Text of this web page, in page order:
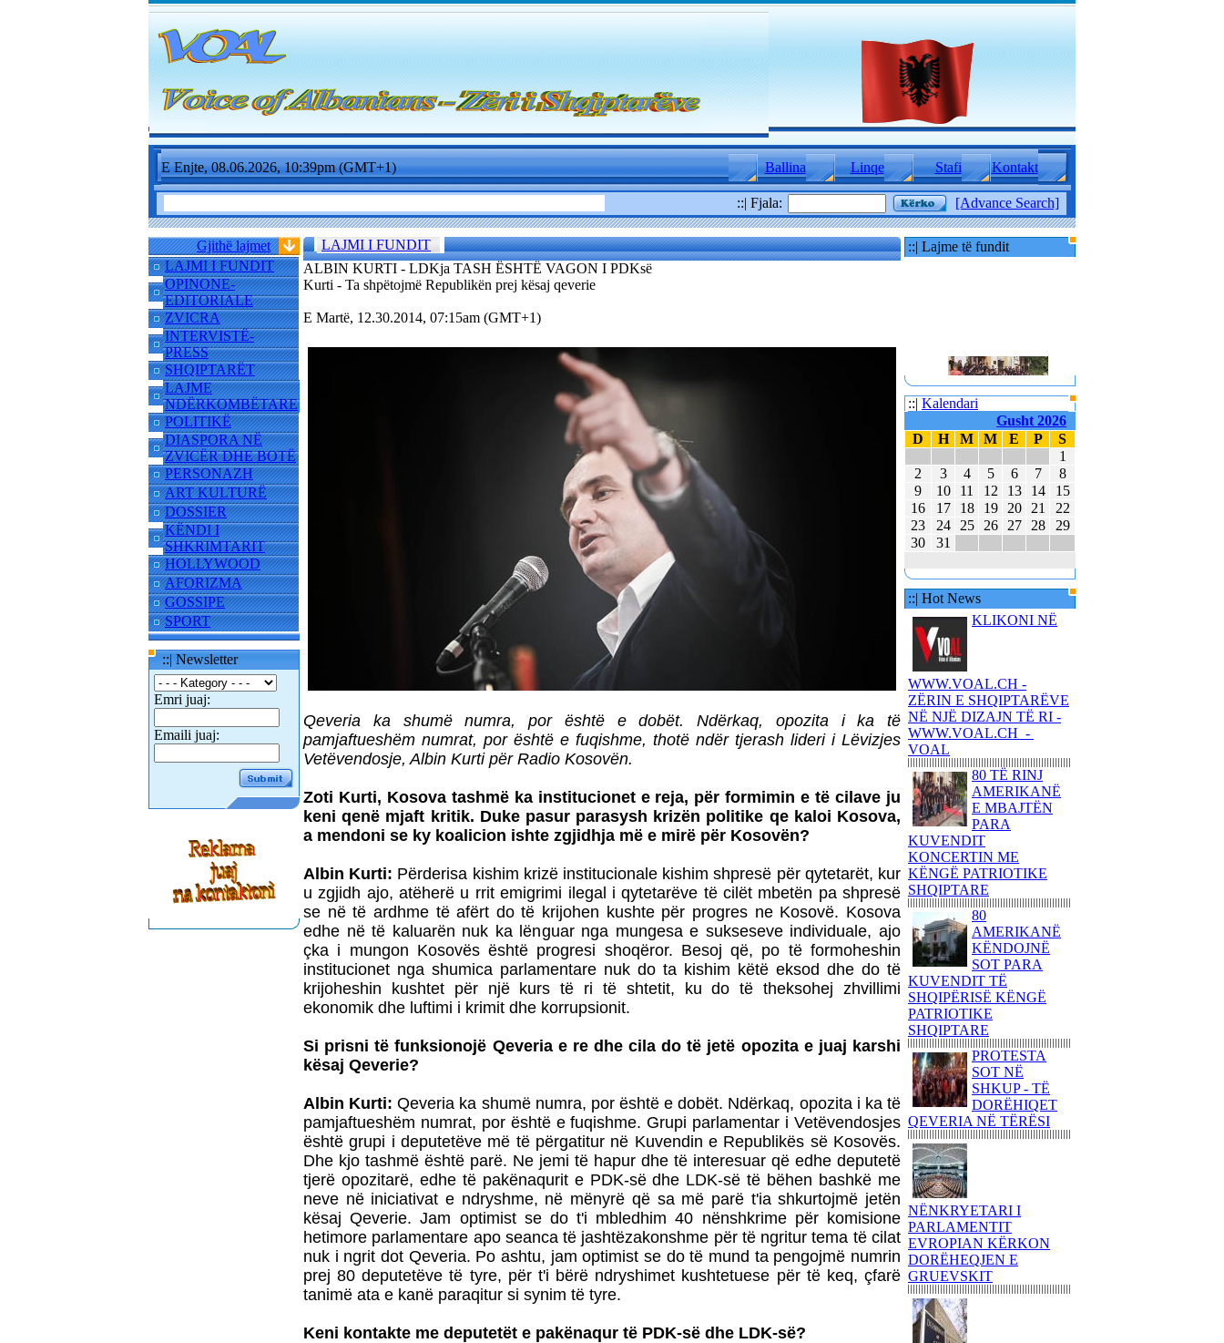
E Enjte, 08.06.2026, 10:39pm (GMT+1) Ballina Linqe Stafi Kontakt
::| Fjala: [Advance Search]
Gjithë lajmet
LAJMI I FUNDIT
OPINONE-
EDITORIALE
ZVICRA
INTERVISTË-
PRESS
SHQIPTARËT
LAJME
NDËRKOMBËTARE
POLITIKË
DIASPORA NË
ZVICËR DHE BOTË
PERSONAZH
ART KULTURË
DOSSIER
KËNDI I
SHKRIMTARIT
HOLLYWOOD
AFORIZMA
GOSSIPE
SPORT
::| Newsletter
Emri juaj:
Emaili juaj:
LAJMI I FUNDIT
ALBIN KURTI - LDKja TASH ËSHTË VAGON I PDKsë
Kurti - Ta shpëtojmë Republikën prej kësaj qeverie
E Martë, 12.30.2014, 07:15am (GMT+1)
Qeveria ka shumë numra, por është e dobët. Ndërkaq, opozita i ka të
pamjaftueshëm numrat, por është e fuqishme, thotë ndër tjerash lideri i Lëvizjes
Vetëvendosje, Albin Kurti për Radio Kosovën.
Zoti Kurti, Kosova tashmë ka institucionet e reja, për formimin e të cilave ju
keni qenë mjaft kritik. Duke pasur parasysh krizën politike qe kaloi Kosova,
a mendoni se ky koalicion ishte zgjidhja më e mirë për Kosovën?
Albin Kurti: Përderisa kishim krizë institucionale kishim shpresë për qytetarët, kur
u zgjidh ajo, atëherë u rrit emigrimi ilegal i qytetarëve të cilët mbetën pa shpresë
se në të ardhme të afërt do të krijohen kushte për progres ne Kosovë. Kosova
edhe në të kaluarën nuk ka lënguar nga mungesa e sukseseve individuale, ajo
çka i mungon Kosovës është progresi shoqëror. Besoj që, po të formoheshin
institucionet nga shumica parlamentare nuk do ta kishim këtë eksod dhe do të
krijoheshin kushtet për një kurs të ri të shtetit, ku do të theksohej zhvillimi
ekonomik dhe luftimi i krimit dhe korrupsionit.
Si prisni të funksionojë Qeveria e re dhe cila do të jetë opozita e juaj karshi
kësaj Qeverie?
Albin Kurti: Qeveria ka shumë numra, por është e dobët. Ndërkaq, opozita i ka të
pamjaftueshëm numrat, por është e fuqishme. Grupi parlamentar i Vetëvendosjes
është grupi i deputetëve më të përgatitur në Kuvendin e Republikës së Kosovës.
Dhe kjo tashmë është parë. Ne jemi të hapur dhe të interesuar që edhe deputetë
tjerë opozitarë, edhe të pakënaqurit e PDK-së dhe LDK-së të bëhen bashkë me
neve në iniciativat e ndryshme, në mënyrë që sa më parë t'ia shkurtojmë jetën
kësaj Qeverie. Jam optimist se do t'i mbledhim 40 nënshkrime për komisione
hetimore parlamentare apo seanca të jashtëzakonshme për të ngritur tema të cilat
nuk i ngrit dot Qeveria. Po ashtu, jam optimist se do të mund ta pengojmë numrin
prej 80 deputetëve të tyre, për t'i bërë ndryshimet kushtetuese për të keq, çfarë
tanimë ata e kanë paraqitur si synim të tyre.
Keni kontakte me deputetët e pakënaqur të PDK-së dhe LDK-së?
::| Lajme të fundit
80 TË RINJ AMERIKANË
E MBAJTËN PARA
KUVENDIT KONCERTIN
ME KËNGË PATRIOTIKE
SHQIPTARE
KËNGËTARJA
BRITANIKE E SHTYN
UDHËTIMIN NË
HAPËSIRË
BARCELONA NË
FINALEN EVROPIANE
POLAKËT PO
PËRGATITEN PËR LUFTË
REPUBLIKA E KOSOVËS
DHE REPUBLIKA E
SHQIPËRISË - BASHKË
NË KANË
80 AMERIKANË
KËNDOJNË SOT PARA
KUVENDIT TË
SHQIPËRISË KËNGË
PATRIOTIKE SHQIPTARE
PARULLA DASHURIE
PËR KOSOVËN DHE
SHKRIMTARI
ZEJNULLAH
RRAHMANINga REXHEP
SHAHU
SHQIPTARËT E
BASHKUAR NGRITËN
FLAMURIN KOMBËTAR
NË 'KËMBANËN E
PAQES' NË
ROVERETOFotoreportazh
nga FLORIM ZEQA
VRASJA E POPULLIT
DHE SHTETIT NË EMËR
TË PUSHTETIT!-Apo çfarë
(çka) ndodhi në
Kumanovë...?!Nga AGRON
SHABANI
NJË ITINERAR
TRONDITËS
POETIKShaip Beqiri: Hidra
e mllefit / Hydra des Zorns,
Limmat Verlag, 2014,
ZÃ¼richNga ADEM
::| Kalendari
Gusht 2026
D
H M M E P
S
1
2
3 4 5 6 7
8
9
10 11 12 13 14
15
16
17 18 19 20 21
22
23
24 25 26 27 28
29
30
31
::| Hot News
KLIKONI NË
WWW.VOAL.CH -
ZËRIN E SHQIPTARËVE
NË NJË DIZAJN TË RI -
WWW.VOAL.CH -
VOAL
80 TË RINJ
AMERIKANË
E MBAJTËN
PARA
KUVENDIT
KONCERTIN ME
KËNGË PATRIOTIKE
SHQIPTARE
80
AMERIKANË
KËNDOJNË
SOT PARA
KUVENDIT TË
SHQIPËRISË KËNGË
PATRIOTIKE
SHQIPTARE
PROTESTA
SOT NË
SHKUP - TË
DORËHIQET
QEVERIA NË TËRËSI
NËNKRYETARI I
PARLAMENTIT
EVROPIAN KËRKON
DORËHEQJEN E
GRUEVSKIT